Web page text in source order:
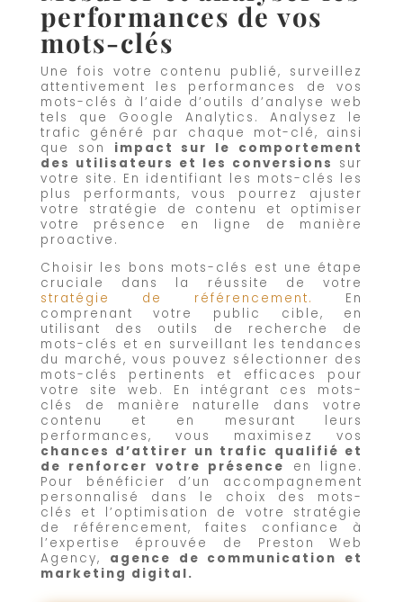
performances de vos
mots-clés
Une fois votre contenu publié, surveillez
attentivement les performances de vos
mots-clés à l’aide d’outils d’analyse web
tels que Google Analytics. Analysez le
trafic généré par chaque mot-clé, ainsi
que son impact sur le comportement
des utilisateurs et les conversions sur
votre site. En identifiant les mots-clés les
plus performants, vous pourrez ajuster
votre stratégie de contenu et optimiser
votre présence en ligne de manière
proactive.
Choisir les bons mots-clés est une étape
cruciale dans la réussite de votre
stratégie de référencement.
En
comprenant votre public cible, en
utilisant des outils de recherche de
mots-clés et en surveillant les tendances
du marché, vous pouvez sélectionner des
mots-clés pertinents et efficaces pour
votre site web. En intégrant ces mots-
clés de manière naturelle dans votre
contenu et en mesurant leurs
performances, vous maximisez vos
chances d’attirer un trafic qualifié et
de renforcer votre présence
en ligne.
Pour bénéficier d’un accompagnement
personnalisé dans le choix des mots-
clés et l’optimisation de votre stratégie
de référencement, faites confiance à
l’expertise éprouvée de Preston Web
Agency, agence de communication et
marketing digital.